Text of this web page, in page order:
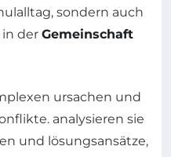
sondern auch
der Gemeinschaft